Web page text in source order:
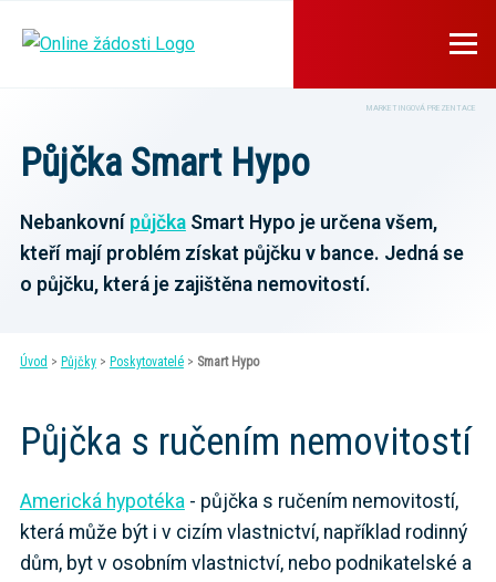
MARKETINGOVÁ PREZENTACE
Půjčka Smart Hypo
Nebankovní půjčkaSmart Hypo je určena všem,
kteří mají problém získat půjčku v bance. Jedná se
o půjčku, která je zajištěna nemovitostí.
Úvod > Půjčky> Poskytovatelé> Smart Hypo
Půjčka s ručením nemovitostí
Americká hypotéka- půjčka s ručením nemovitostí,
která může být i v cizím vlastnictví, například rodinný
dům, byt v osobním vlastnictví, nebo podnikatelské a